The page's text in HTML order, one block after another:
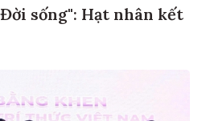
sống": Hạt nhân kết